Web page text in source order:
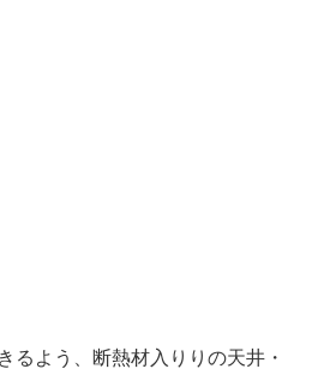
るよう、断熱材入りりの天井・